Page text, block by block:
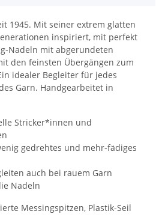
1945. Mit seiner extrem glatten
inspiriert, mit perfekt
Nadeln mit abgerundeten
den feinsten Übergängen zum
idealer Begleiter für jedes
Garn. Handgearbeitet in
Stricker*innen und
gedrehtes und mehr-fädiges
auch bei rauem Garn
Nadeln
Messingspitzen, Plastik-Seil